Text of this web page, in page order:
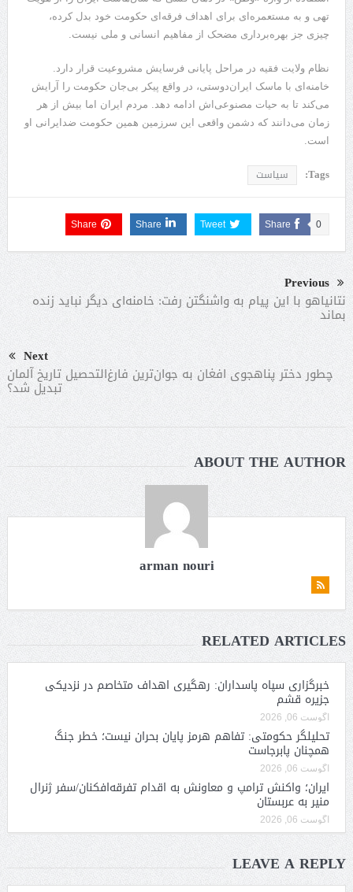
تهی و به مستعمره‌‌ای برای اهداف فرقه‌‌ای حکومت خود بدل کرده،
چیزی جز بهره‌برداری مضحک از مفاهیم انسانی و ملی نیست.
نظام ولایت فقیه در مراحل پایانی فرسایش مشروعیت قرار دارد.
خامنه‌ای با ماسک ایران‌دوستی، در واقع پیکر بی‌جان حکومت را آرایش
می‌کند تا به حیات مصنوعی‌اش ادامه دهد. مردم ایران اما بیش از هر
زمان می‌دانند که دشمن واقعی این سرزمین همین حکومت ضدایرانی او
است.‌
Tags: سیاست
Share 0
Tweet
Share
Share
Previous
نتانیاهو با این پیام به واشنگتن رفت: خامنه‌ای دیگر نباید زنده
بماند
Next
چطور دختر پناهجوی افغان به جوان‌ترین فارغ‌التحصیل تاریخ آلمان
تبدیل شد؟
ABOUT THE AUTHOR
arman nouri
RELATED ARTICLES
خبرگزاری سپاه پاسداران: رهگیری اهداف متخاصم در نزدیکی
جزیره قشم
آگوست 06, 2026
تحلیلگر حکومتی: تفاهم هرمز پایان بحران نیست؛ خطر جنگ
همچنان پابرجاست
آگوست 06, 2026
ایران؛ واکنش ترامپ و معاونش به اقدام تفرقه‌افکنان/سفر ژنرال
منیر به عربستان
آگوست 06, 2026
LEAVE A REPLY